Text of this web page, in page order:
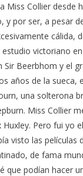
Miss Collier desde
por ser, a pesar
cálida,
victoriano
Beerbhom y el
años de la sueca,
una solterona
Miss Collier
Pero fui yo
visto las películas
de fama
que podían hacer